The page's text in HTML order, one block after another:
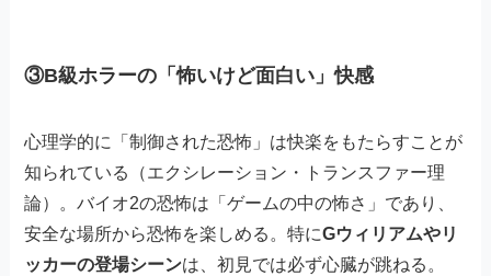
③B級ホラーの「怖いけど面白い」快感
心理学的に「制御された恐怖」は快楽をもたらすことが
知られている（エクシレーション・トランスファー理
論）。バイオ2の恐怖は「ゲームの中の怖さ」であり、
安全な場所から恐怖を楽しめる。特にGウィリアムやリ
ッカーの登場シーンは、初見では必ず心臓が跳ねる。